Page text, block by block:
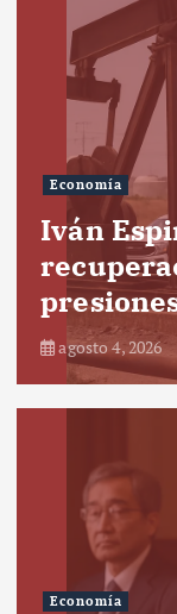
Economía
Iván
agosto 4, 2026
Economía